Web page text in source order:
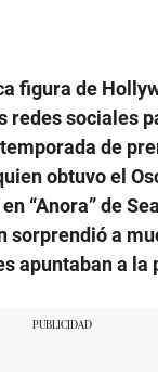
figura de
redes sociales
de
obtuvo el
“Anora” de
sorprendió a
apuntaban a la